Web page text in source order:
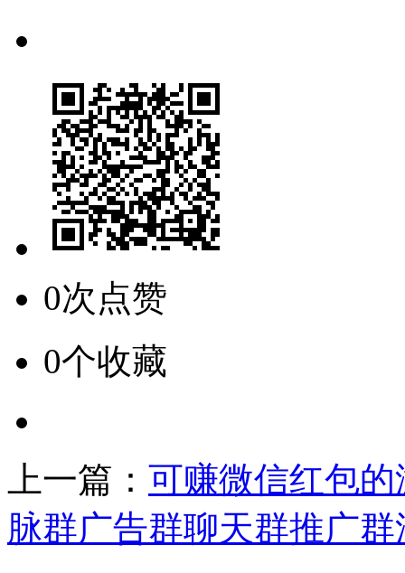
0次点赞
0个收藏
上一篇： 可赚微信红包的
脉群广告群聊天群推广